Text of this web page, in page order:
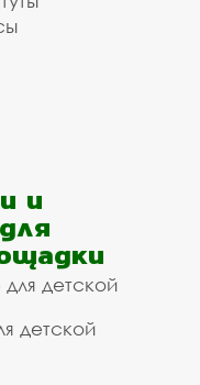
и
детской
детской